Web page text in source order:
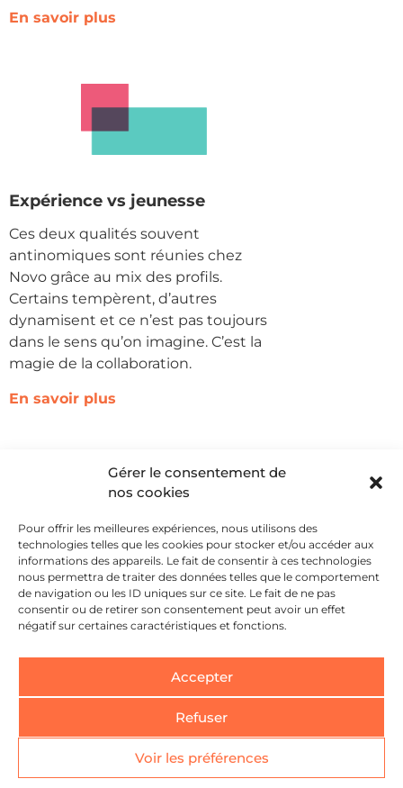
Gérer le consentement de
nos cookies
Pour offrir les meilleures expériences, nous utilisons des
technologies telles que les cookies pour stocker et/ou accéder aux
informations des appareils. Le fait de consentir à ces technologies
nous permettra de traiter des données telles que le comportement
de navigation ou les ID uniques sur ce site. Le fait de ne pas
consentir ou de retirer son consentement peut avoir un effet
négatif sur certaines caractéristiques et fonctions.
Accepter
Refuser
Voir les préférences
En savoir plus
Expérience vs jeunesse
Ces deux qualités souvent
antinomiques sont réunies chez
Novo grâce au mix des profils.
Certains tempèrent, d’autres
dynamisent et ce n’est pas toujours
dans le sens qu’on imagine. C’est la
magie de la collaboration.
En savoir plus
Artisanal vs influent
S’il est vrai que “notoriété et
influence” riment souvent avec
“géant de l’industrie”, de petites
marques artisanales peuvent
construire une autre notoriété
durable fondée sur l’adhésion, le
mérite et la légitimité.
En savoir plus